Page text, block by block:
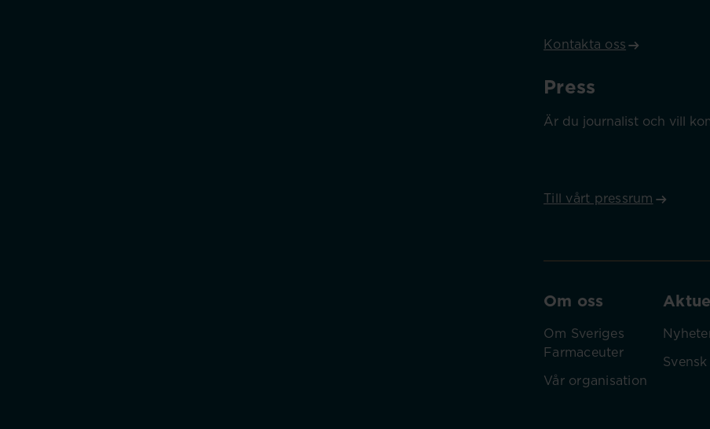
Kontakta oss
Press
Är du journalist och vill
Till vårt pressrum
Om oss
Om Sveriges
Farmaceuter
Vår organisation